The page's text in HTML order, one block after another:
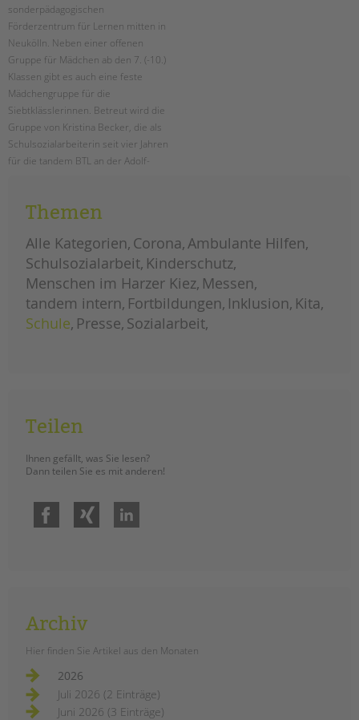
KARRIERE
Stellenangebote
tandem als Arbeitgeberin
NEWS/BLOG
unkuerzbar
Briefe an Kai
Magazin
Impressum
Datenschutz
Hinweisgebersystem
Intranet
sonderpädagogischen
Förderzentrum für Lernen mitten in
Neukölln. Neben einer offenen
Gruppe für Mädchen ab den 7. (-10.)
Klassen gibt es auch eine feste
Mädchengruppe für die
Siebtklässlerinnen. Betreut wird die
Gruppe von Kristina Becker, die als
Schulsozialarbeiterin seit vier Jahren
für die tandem BTL an der Adolf-
weiterlesenmädchenarbeit
an
adolf-
reichwein-
schule
Themen
Alle Kategorien Corona Ambulante Hilfen
Schulsozialarbeit Kinderschutz
Menschen im Harzer Kiez Messen
tandem intern Fortbildungen Inklusion Kita
Schule Presse Sozialarbeit
Teilen
Ihnen gefällt, was Sie lesen?
Dann teilen Sie es mit anderen!
Facebook
Archiv
Hier finden Sie Artikel aus den Monaten
2026
Juli 2026 (2 Einträge)
Juni 2026 (3 Einträge)